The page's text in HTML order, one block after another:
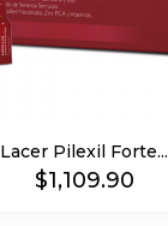
Lacer Pilexil Forte...
Precio
$1,109.90